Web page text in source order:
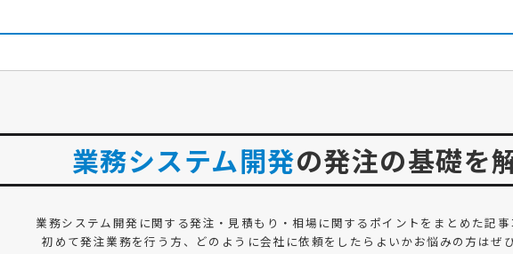
業務システム開発の発注の基礎を
業務システム開発 に関する発注・見積もり・相場に関するポイントをまとめた記事
初めて発注業務を行う方、どのように会社に依頼をしたらよいかお悩みの方はぜ